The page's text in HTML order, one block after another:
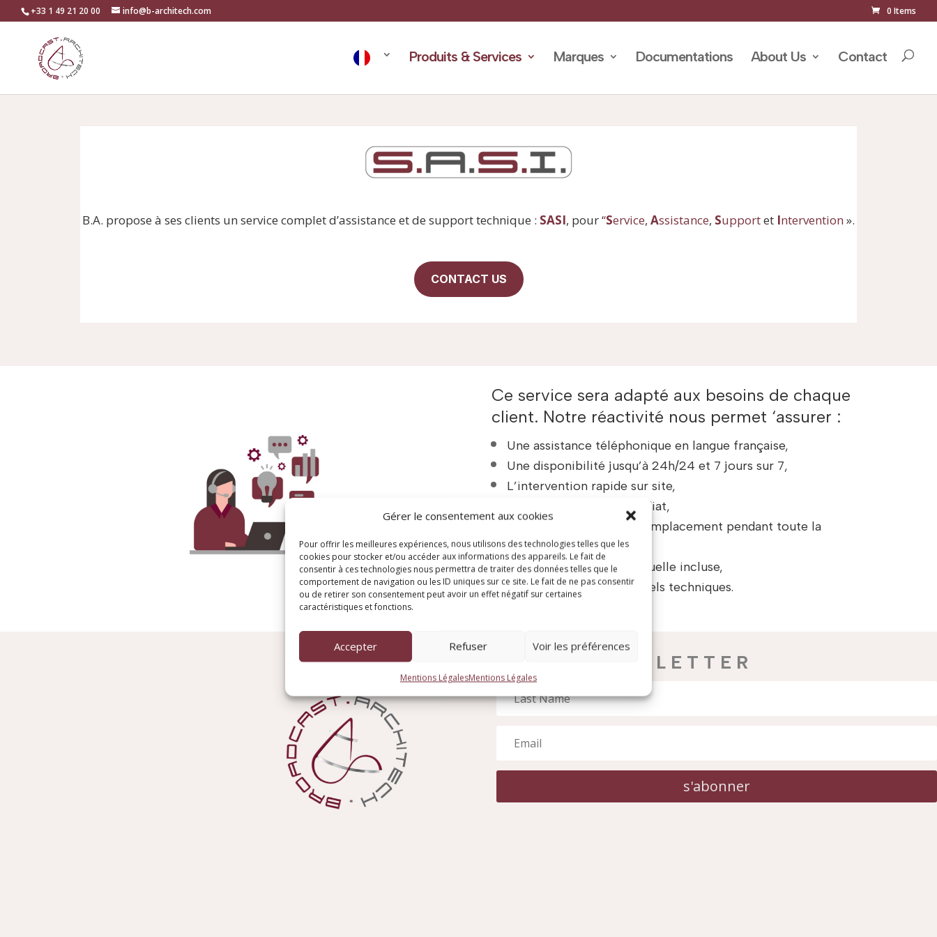
Gérer le consentement aux cookies
Pour offrir les meilleures expériences, nous utilisons des technologies telles que les
cookies pour stocker et/ou accéder aux informations des appareils. Le fait de
consentir à ces technologies nous permettra de traiter des données telles que le
comportement de navigation ou les ID uniques sur ce site. Le fait de ne pas consentir
ou de retirer son consentement peut avoir un effet négatif sur certaines
caractéristiques et fonctions.
Accepter Refuser Voir les préférences
Mentions LégalesMentions Légales
+33 1 49 21 20 00 info@b-architech.com 0 Items
Produits & Services Marques Documentations About Us Contact
B.A. propose à ses clients un service complet d’assistance et de support technique : SASI, pour ‘‘Service, Assistance, Supportet Intervention ».
CONTACT US
Ce service sera adapté aux besoins de chaque
client. Notre réactivité nous permet ‘assurer :
Une assistance téléphonique en langue française,
Une disponibilité jusqu’à 24h/24 et 7 jours sur 7,
L’intervention rapide sur site,
Le remplacement immédiat,
Le prêt de matériel de remplacement pendant toute la
durée des opérations,
Une visite technique annuelle incluse,
La formation de personnels techniques.
N E W S L E T T E R
s'abonner